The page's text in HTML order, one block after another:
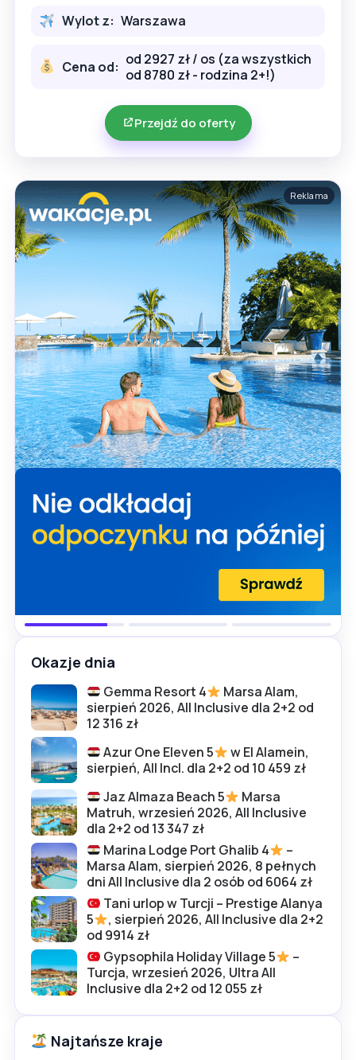
Wylot z: Warszawa
Cena od: od 2927 zł / os (za wszystkich
od 8780 zł - rodzina 2+!)
Przejdź do oferty
Reklama
Okazje dnia
Gemma Resort 4
Marsa Alam,
sierpień 2026, All Inclusive dla 2+2 od
12 316 zł
Azur One Eleven 5
w El Alamein,
sierpień, All Incl. dla 2+2 od 10 459 zł
Jaz Almaza Beach 5
Marsa
Matruh, wrzesień 2026, All Inclusive
dla 2+2 od 13 347 zł
Marina Lodge Port Ghalib 4
–
Marsa Alam, sierpień 2026, 8 pełnych
dni All Inclusive dla 2 osób od 6064 zł
Tani urlop w Turcji – Prestige Alanya
5
, sierpień 2026, All Inclusive dla 2+2
od 9914 zł
Gypsophila Holiday Village 5
–
Turcja, wrzesień 2026, Ultra All
Inclusive dla 2+2 od 12 055 zł
Najtańsze kraje